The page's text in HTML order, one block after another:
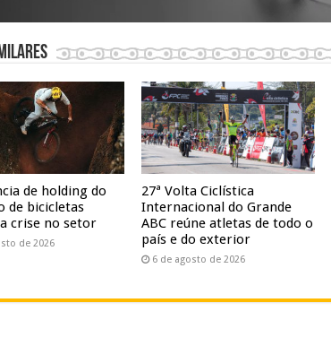
de holding do
de bicicletas
crise no setor
de 2026
27ª Volta Ciclística
Internacional do Grande
ABC reúne atletas de todo o
país e do exterior
6 de agosto de 2026